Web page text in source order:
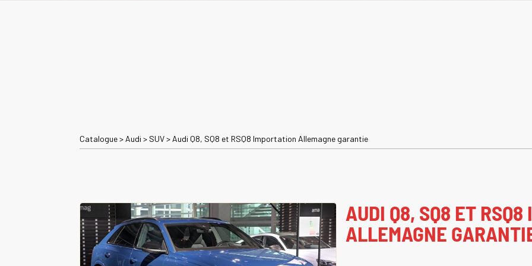
Catalogue> Audi > SUV> Audi Q8, SQ8 et RSQ8 Importation Allemagne garantie
AUDI Q8, SQ8 ET RSQ8
ALLEMAGNE